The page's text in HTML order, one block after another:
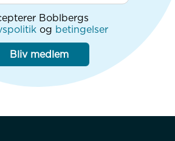
Boblbergs
og betingelser
Bliv medlem